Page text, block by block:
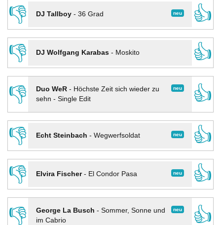
👎
neu
DJ Tallboy- 36 Grad
👍
👎
DJ Wolfgang Karabas- Moskito
👍
👎
neu
Duo WeR- Höchste Zeit sich wieder zu
sehn - Single Edit
👍
👎
neu
Echt Steinbach - Wegwerfsoldat
👍
👎
neu
Elvira Fischer- El Condor Pasa
👍
👎
neu
George La Busch - Sommer, Sonne und
im Cabrio
👍